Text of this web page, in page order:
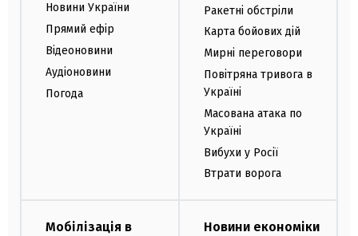
Новини України
Прямий ефір
Відеоновини
Аудіоновини
Погода
Ракетні обстріли
Карта бойових дій
Мирні переговори
Повітряна тривога в
Україні
Масована атака по
Україні
Вибухи у Росії
Втрати ворога
Мобілізація в
Новини економіки